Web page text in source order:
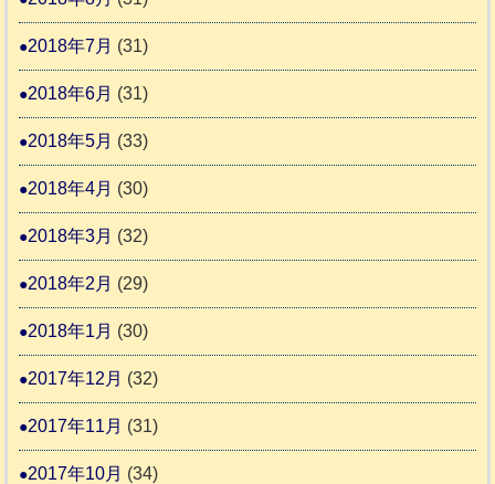
2018年7月 (31)
2018年6月 (31)
2018年5月 (33)
2018年4月 (30)
2018年3月 (32)
2018年2月 (29)
2018年1月 (30)
2017年12月 (32)
2017年11月 (31)
2017年10月 (34)